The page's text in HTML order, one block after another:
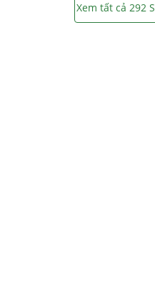
Xem tất cả 292